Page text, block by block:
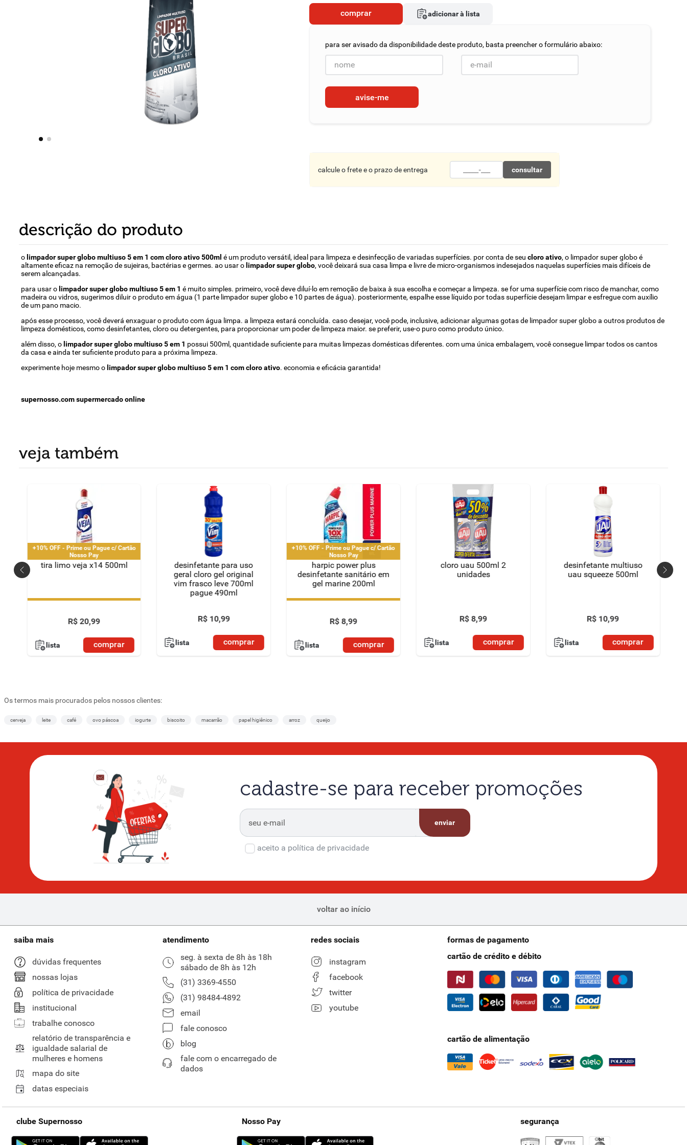
comprar adicionar à lista
avise-me
calcule o frete e o prazo de entrega consultar
descrição do produto
o limpador super globo multiuso 5 em 1 com cloro ativo 500ml é um produto versátil, ideal para limpeza e desinfecção de variadas superfícies. por conta de seu cloro ativo, o limpador super globo é
altamente eficaz na remoção de sujeiras, bactérias e germes. ao usar o limpador super globo, você deixará sua casa limpa e livre de micro-organismos indesejados naquelas superfícies mais difíceis de
serem alcançadas.
para usar o limpador super globo multiuso 5 em 1 é muito simples. primeiro, você deve diluí-lo em remoção de baixa à sua escolha e começar a limpeza. se for uma superfície com risco de manchar, como
madeira ou vidros, sugerimos diluir o produto em água (1 parte limpador super globo e 10 partes de água). posteriormente, espalhe esse líquido por todas superfície desejam limpar e esfregue com auxílio
de um pano macio.
após esse processo, você deverá enxaguar o produto com água limpa. a limpeza estará concluída. caso desejar, você pode, inclusive, adicionar algumas gotas de limpador super globo a outros produtos de
limpeza domésticos, como desinfetantes, cloro ou detergentes, para proporcionar um poder de limpeza maior. se preferir, use-o puro como produto único.
além disso, o limpador super globo multiuso 5 em 1 possui 500ml, quantidade suficiente para muitas limpezas domésticas diferentes. com uma única embalagem, você consegue limpar todos os cantos
da casa e ainda ter suficiente produto para a próxima limpeza.
experimente hoje mesmo o limpador super globo multiuso 5 em 1 com cloro ativo. economia e eficácia garantida!
supernosso.com supermercado online
veja também
+10% OFF - Prime ou Pague c/ Cartão
Nosso Pay
tira limo veja x14 500ml
+10% OFF - Prime ou Pague c/ Cartão
R$ 20,99
lista comprar
desinfetante para uso
geral cloro gel original
vim frasco leve 700ml
pague 490ml
R$ 10,99
lista comprar
+10% OFF - Prime ou Pague c/ Cartão
Nosso Pay
harpic power plus
desinfetante sanitário em
gel marine 200ml
+10% OFF - Prime ou Pague c/ Cartão
R$ 8,99
lista comprar
cloro uau 500ml 2
unidades
R$ 8,99
lista comprar
desinfetante multiuso
uau squeeze 500ml
R$ 10,99
lista comprar
Os termos mais procurados pelos nossos clientes:
cerveja leite café ovo páscoa iogurte biscoito macarrão papel higiênico arroz queijo
cadastre-se para receber promoções
enviar
aceito a política de privacidade
voltar ao início
saiba mais
dúvidas frequentes
nossas lojas
política de privacidade
institucional
trabalhe conosco
relatório de transparência e
igualdade salarial de
mulheres e homens
mapa do site
datas especiais
atendimento
seg. à sexta de 8h às 18h
sábado de 8h às 12h
(31) 3369-4550
(31) 98484-4892
email
fale conosco
blog
fale com o encarregado de
dados
redes sociais
instagram
facebook
twitter
youtube
formas de pagamento
cartão de crédito e débito
cartão de alimentação
clube Supernosso Nosso Pay segurança
detergente
º macarrão
10 chocolate